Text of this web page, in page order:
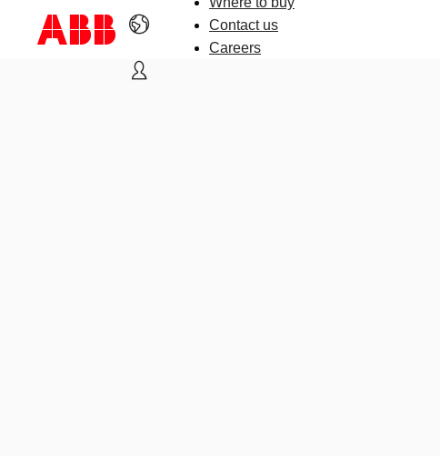
Contact us
Careers